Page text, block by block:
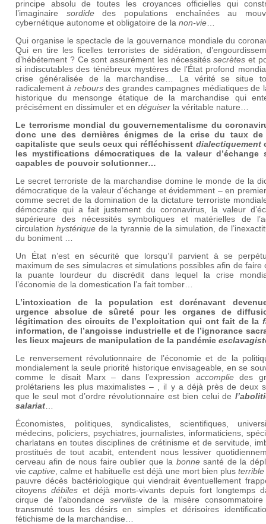
principe absolu de toutes les croyances officielles qui
l’imaginaire sordidedes populations enchaînées au
cybernétique autonome et obligatoire de la non-vie
Qui organise le spectacle de la gouvernance mondiale du
Qui en tire les ficelles terroristes de sidération,
d’hébétement ? Ce sont assurément les nécessitéssecrètes et
si indiscutables des ténébreux mystères de l’État profond
crise généralisée de la marchandise… La vérité se situe
radicalementà reboursdes grandes campagnes médiatiques de
historique du mensonge étatique de la marchandise qui
précisément en dissimuler et en déguiser la véritable nature…
Le terrorisme mondial du gouvernementalisme du
donc une des dernières énigmes de la crise du taux
capitaliste que seuls ceux qui réfléchissent dialectiquement
les mystifications démocratiques de la valeur d’échange
capables de pouvoir solutionner…
Le secret terroriste de la marchandise domine le monde de la
démocratique de la valeur d’échange et évidemment – en
comme secret de la domination de la dictature terroriste
démocratie qui a fait justement du coronavirus, la valeur
supérieure des nécessités symboliques et matérielles de
circulation hystériquede la tyrannie de la simulation, de
du boniment …
Un État n’est en sécurité que lorsqu’il parvient à se
maximum de ses simulacres et simulations possibles afin de faire
la puante lourdeur du discrédit dans lequel la crise
l’économie de la domestication l’a fait tomber…
L’intoxication de la population est dorénavant
urgence absolue de sûreté pour les organes de
légitimation des circuits de l’exploitation qui ont fait de la
information, de l’angoisse industrielle et de l’ignorance
les lieux majeurs de manipulation de la pandémie
Le renversement révolutionnaire de l’économie et de la
mondialement la seule priorité historique envisageable, en se
comme le disait Marx – dans l’expression accompliedes
prolétariens les plus maximalistes – , il y a déjà près de deux
que le seul mot d’ordre révolutionnaire est bien celui de
salariat
Économistes, politiques, syndicalistes, scientifiques,
médecins, policiers, psychiatres, journalistes, informaticiens,
charlatans en toutes disciplines de crétinisme et de servitude,
prostitués de tout acabit, entendent nous lessiver
cerveau afin de nous faire oublier que la bonne santé de la
viecaptive , calme et habituelle est déjà une mort bien plus terrible
pauvre décès bactériologique qui viendrait éventuellement
citoyens débileset déjà morts-vivants depuis fort longtemps
cirque de l’abondance serviliste de la misère
transmuté tous les désirs en simples et dérisoires
fétichisme de la marchandise…